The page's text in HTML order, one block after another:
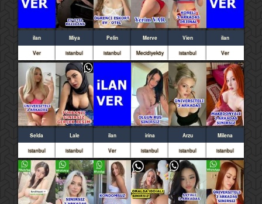
ilan
Ver
Miya
istanbul
Pelin
istanbul
Merve
Mecidiyeköy
Vien
istanbul
ilan
Ver
Selda
istanbul
Lale
istanbul
ilan
Ver
irina
istanbul
Arzu
istanbul
Milena
istanbul